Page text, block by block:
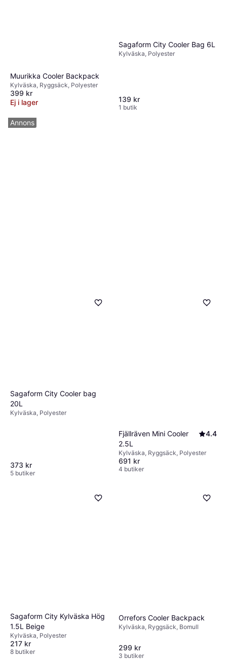
Muurikka Cooler Backpack
Kylväska, Ryggsäck, Polyester
399 kr
Ej i lager
Sagaform City Cooler Bag 6L
Kylväska, Polyester
139 kr
1 butik
Sagaform City Cooler bag
20L
Kylväska, Polyester
373 kr
5 butiker
Fjällräven Mini Cooler
2.5L
4.4
Kylväska, Ryggsäck, Polyester
691 kr
4 butiker
Sagaform City Kylväska Hög
1.5L Beige
Kylväska, Polyester
217 kr
8 butiker
Orrefors Cooler Backpack
Kylväska, Ryggsäck, Bomull
299 kr
3 butiker
Annons